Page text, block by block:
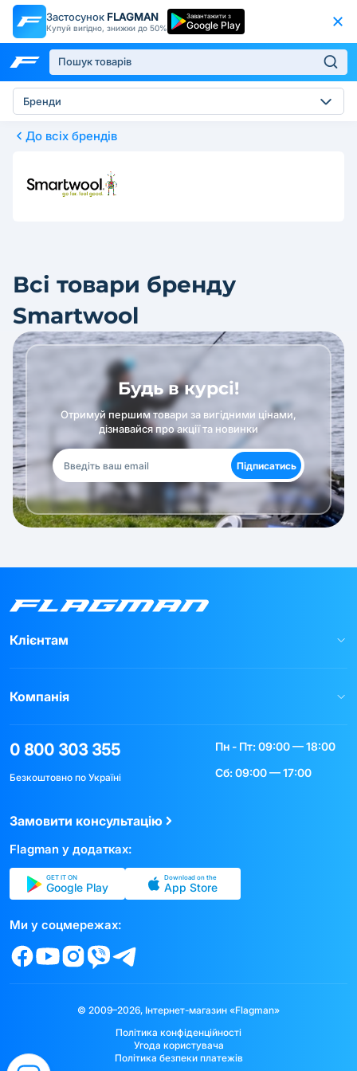
Застосунок FLAGMAN
Купуй вигідно, знижки до 50%
Завантажити з
Google Play
Бренди
До всіх брендів
Всі товари бренду
Smartwool
Будь в курсі!
Отримуй першим товари за вигідними цінами,
дізнавайся про акції та новинки
Підписатись
Клієнтам
Компанія
0 800 303 355
Безкоштовно по Україні
Пн - Пт: 09:00 — 18:00
Сб: 09:00 — 17:00
Замовити консультацію
Flagman у додатках:
GET IT ON
Google Play
Download on the
App Store
Ми у соцмережах:
© 2009–2026, Інтернет-магазин «Flagman»
Політика конфіденційності
Угода користувача
Політика безпеки платежів